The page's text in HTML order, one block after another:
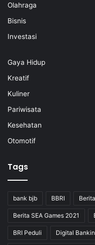
Olahraga
Bisnis
Investasi
Gaya Hidup
Kreatif
Kuliner
Pariwisata
Kesehatan
Otomotif
Tags
bank bjb BBRI
Berita SEA Games 2021
BRI Peduli Digital